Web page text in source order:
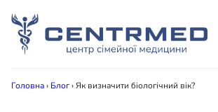
Головна› Блог›Як визначити біологічний вік?